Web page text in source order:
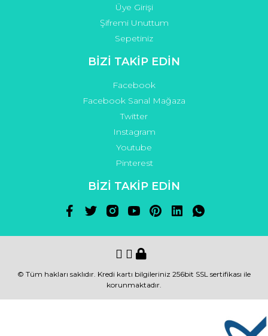
Üye Girişi
Şifremi Unuttum
Sepetiniz
BİZİ TAKİP EDİN
Facebook
Facebook Sanal Mağaza
Twitter
Instagram
Youtube
Pinterest
BİZİ TAKİP EDİN
© Tüm hakları saklıdır. Kredi kartı bilgileriniz 256bit SSL sertifikası ile
korunmaktadır.